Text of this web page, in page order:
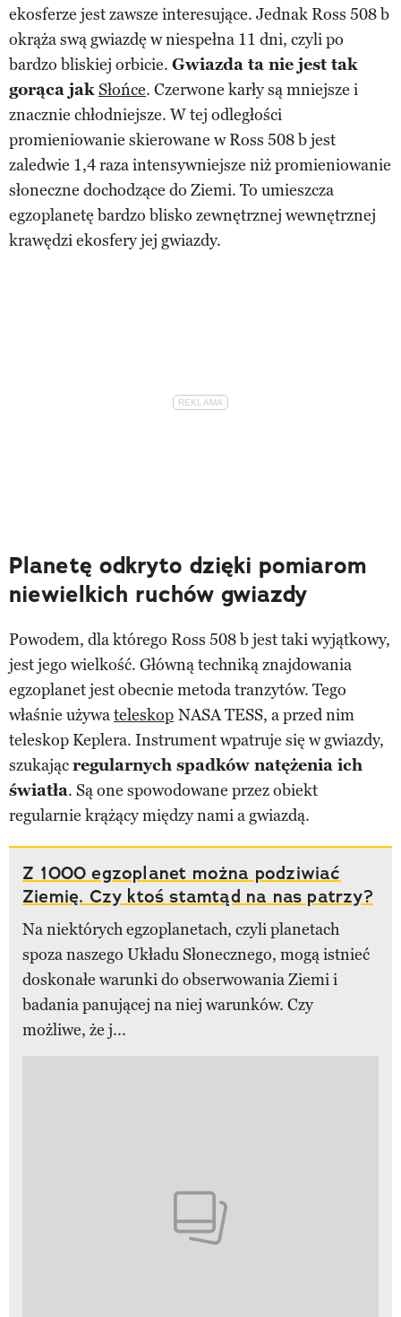
ekosferze jest zawsze interesujące. Jednak Ross 508 b
okrąża swą gwiazdę w niespełna 11 dni, czyli po
bardzo bliskiej orbicie. Gwiazda ta nie jest tak
gorąca jakSłońce. Czerwone karły są mniejsze i
znacznie chłodniejsze. W tej odległości
promieniowanie skierowane w Ross 508 b jest
zaledwie 1,4 raza intensywniejsze niż promieniowanie
słoneczne dochodzące do Ziemi. To umieszcza
egzoplanetę bardzo blisko zewnętrznej wewnętrznej
krawędzi ekosfery jej gwiazdy.
Planetę odkryto dzięki pomiarom
niewielkich ruchów gwiazdy
Powodem, dla którego Ross 508 b jest taki wyjątkowy,
jest jego wielkość. Główną techniką znajdowania
egzoplanet jest obecnie metoda tranzytów. Tego
właśnie używateleskop NASA TESS, a przed nim
teleskop Keplera. Instrument wpatruje się w gwiazdy,
szukającregularnych spadków natężenia ich
światła. Są one spowodowane przez obiekt
regularnie krążący między nami a gwiazdą.
Z 1000 egzoplanet można podziwiać
Ziemię. Czy ktoś stamtąd na nas patrzy?
Na niektórych egzoplanetach, czyli planetach
spoza naszego Układu Słonecznego, mogą istnieć
doskonałe warunki do obserwowania Ziemi i
badania panującej na niej warunków. Czy
możliwe, że j...